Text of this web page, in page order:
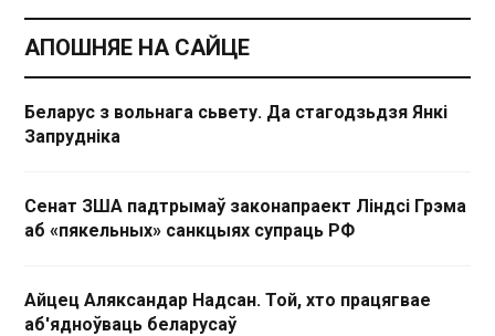
АПОШНЯЕ НА САЙЦЕ
Беларус з вольнага сьвету. Да стагодзьдзя Янкі
Запрудніка
Сенат ЗША падтрымаў законапраект Ліндсі Грэма
аб «пякельных» санкцыях супраць РФ
Айцец Аляксандар Надсан. Той, хто працягвае
аб'ядноўваць беларусаў